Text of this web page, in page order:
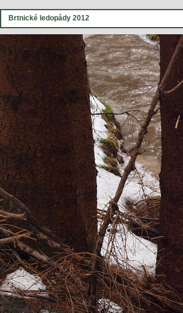
Brtnické ledopády 2012